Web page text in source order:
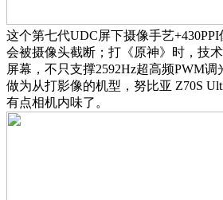
这个第七代UDC屏下摄像手艺
会被摄像头截断；打《原神》时，技
屏幕，不只支撑2592Hz超高频PWM
做为从打影像的机型，努比亚 Z70S
有点相机内味了。